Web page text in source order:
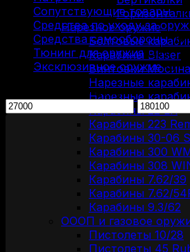
Нарезное оружие
Болтовые
Карабины Blaser
Винтовки Мосина
Нарезные
Нарезные
Карабины 22 LR
Карабины 223
Карабины 30-06
Карабины 300
Карабины 308
Карабины 7.62/39
Карабины 7.62/
Карабины 9.3/62
ОООП и газовое
Пистолеты 10/28
Пистолеты 45
Сопутствующие товары
Средства по уходу за
Средства самообороны (6)
Тюнинг для оружия (37)
Эксклюзивное оружие (6)
Фильтрация по цене
Минимальная
цена
цена